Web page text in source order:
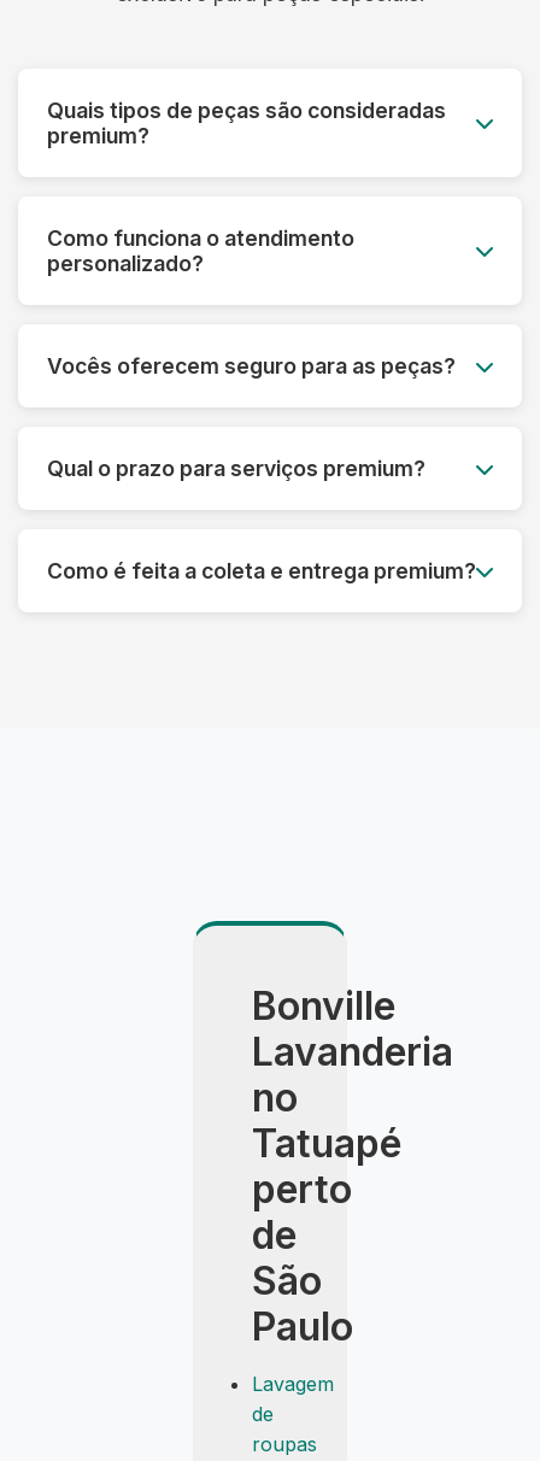
Quais tipos de peças são consideradas
premium?
vintage, uniformes especiais e qualquer peça de
alto valor monetário ou sentimental.
Como funciona o atendimento
personalizado?
desde a avaliação inicial até a entrega,
oferecendo orientações personalizadas.
Vocês oferecem seguro para as peças?
danos ou perdas, com cobertura de até R$
50.000 por peça.
Qual o prazo para serviços premium?
oferecemos serviço express com prazo
reduzido mediante consulta.
Como é feita a coleta e entrega premium?
Bonville
Lavanderia
no
Tatuapé
perto
de
São
Paulo
Lavagem
de
roupas